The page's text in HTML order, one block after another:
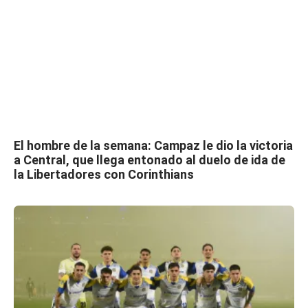
El hombre de la semana: Campaz le dio la victoria
a Central, que llega entonado al duelo de ida de
la Libertadores con Corinthians